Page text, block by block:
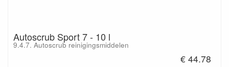
Autoscrub Sport 7 - 10 l
9.4.7. Autoscrub reinigingsmiddelen
€ 44.78